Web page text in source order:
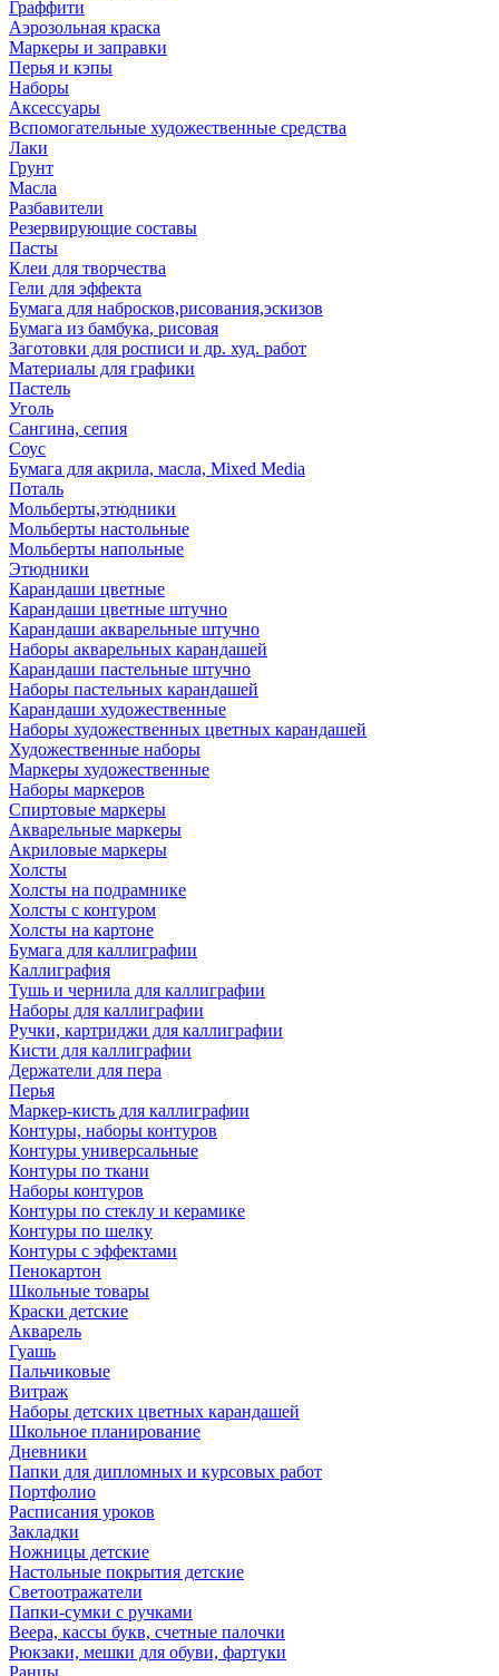
Граффити
Аэрозольная краска
Маркеры и заправки
Перья и кэпы
Наборы
Аксессуары
Вспомогательные художественные средства
Лаки
Грунт
Масла
Разбавители
Резервирующие составы
Пасты
Клеи для творчества
Гели для эффекта
Бумага для набросков,рисования,эскизов
Бумага из бамбука, рисовая
Заготовки для росписи и др. худ. работ
Материалы для графики
Пастель
Уголь
Сангина, сепия
Соус
Бумага для акрила, масла, Mixed Media
Поталь
Мольберты,этюдники
Мольберты настольные
Мольберты напольные
Этюдники
Карандаши цветные
Карандаши цветные штучно
Карандаши акварельные штучно
Наборы акварельных карандашей
Карандаши пастельные штучно
Наборы пастельных карандашей
Карандаши художественные
Наборы художественных цветных карандашей
Художественные наборы
Маркеры художественные
Наборы маркеров
Спиртовые маркеры
Акварельные маркеры
Акриловые маркеры
Холсты
Холсты на подрамнике
Холсты с контуром
Холсты на картоне
Бумага для каллиграфии
Каллиграфия
Тушь и чернила для каллиграфии
Наборы для каллиграфии
Ручки, картриджи для каллиграфии
Кисти для каллиграфии
Держатели для пера
Перья
Маркер-кисть для каллиграфии
Контуры, наборы контуров
Контуры универсальные
Контуры по ткани
Наборы контуров
Контуры по стеклу и керамике
Контуры по шелку
Контуры с эффектами
Пенокартон
Школьные товары
Краски детские
Акварель
Гуашь
Пальчиковые
Витраж
Наборы детских цветных карандашей
Школьное планирование
Дневники
Папки для дипломных и курсовых работ
Портфолио
Расписания уроков
Закладки
Ножницы детские
Настольные покрытия детские
Светоотражатели
Папки-сумки с ручками
Веера, кассы букв, счетные палочки
Рюкзаки, мешки для обуви, фартуки
Ранцы